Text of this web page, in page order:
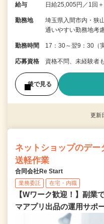
給与 日給25,005円／1回
勤務地
埼玉県入間市内・狭
通いやすい勤務地考
勤務時間 17：30～翌9：30（
応募資格 資格不問、未経験者
後で見る
更新
ネットショップのデ
送軽作業
合同会社Re Start
業務委託 在宅・内職
【Wワーク歓迎！】副業
マアプリ出品の運用サポ